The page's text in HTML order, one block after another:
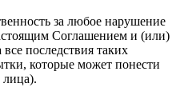
за любое нарушение
Соглашением и (или)
последствия таких
которые может понести
лица).